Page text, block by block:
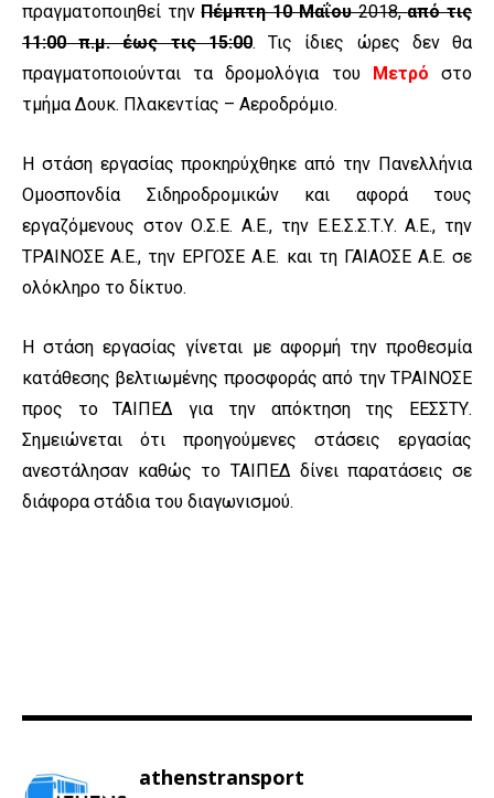
πραγματοποιηθεί τηνΠέμπτη 10 Μαΐου2018,από τις
11:00 π.μ. έως τις 15:00. Τις ίδιες ώρες δεν θα
πραγματοποιούνται τα δρομολόγια του Μετρό
στο
τμήμα Δουκ. Πλακεντίας – Αεροδρόμιο.
Η στάση εργασίας προκηρύχθηκε από την Πανελλήνια
Ομοσπονδία Σιδηροδρομικών και αφορά τους
εργαζόμενους στον Ο.Σ.Ε. Α.Ε., την Ε.Ε.Σ.Σ.Τ.Υ. Α.Ε., την
ΤΡΑΙΝΟΣΕ Α.Ε., την ΕΡΓΟΣΕ Α.Ε. και τη ΓΑΙΑΟΣΕ Α.Ε. σε
ολόκληρο το δίκτυο.
Η στάση εργασίας γίνεται με αφορμή την προθεσμία
κατάθεσης βελτιωμένης προσφοράς από την ΤΡΑΙΝΟΣΕ
προς το ΤΑΙΠΕΔ για την απόκτηση της ΕΕΣΣΤΥ.
Σημειώνεται ότι προηγούμενες στάσεις εργασίας
ανεστάλησαν καθώς το ΤΑΙΠΕΔ δίνει παρατάσεις σε
διάφορα στάδια του διαγωνισμού.
athenstransport